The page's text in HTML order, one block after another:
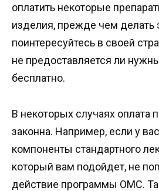
оплатить некоторые
изделия, прежде чем делать
поинтересуйтесь в своей
не предоставляется ли
бесплатно.
В некоторых случаях оплата
законна. Например, если у
компоненты стандартного
который вам подойдет, не
действие программы ОМС.